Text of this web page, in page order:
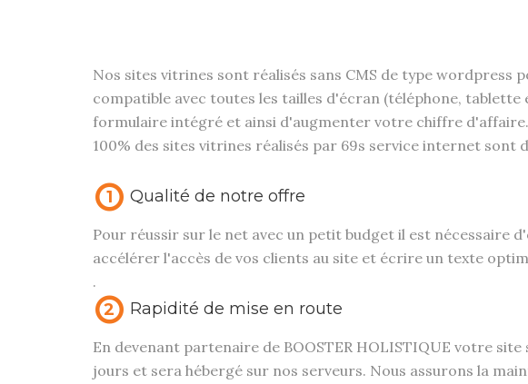
Nos sites vitrines sont réalisés sans CMS de type
compatible avec toutes les tailles d'écran (téléphone,
formulaire intégré et ainsi d'augmenter votre chiffre
100% des sites vitrines réalisés par 69s service internet sont
1 Qualité de notre offre
Pour réussir sur le net avec un petit budget il est nécessaire
accélérer l'accès de vos clients au site et écrire un texte
.
2 Rapidité de mise en route
En devenant partenaire de BOOSTER HOLISTIQUE votre site
jours et sera hébergé sur nos serveurs. Nous assurons la